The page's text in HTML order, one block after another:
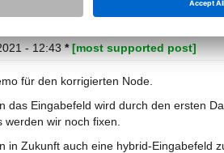
- 12:43 * [most supported post]
für den korrigierten Node.
das Eingabefeld wird durch den ersten
werden wir noch fixen.
in Zukunft auch eine hybrid-Eingabefeld